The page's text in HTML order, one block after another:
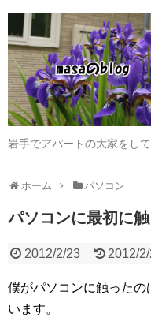
岩手でアパートの大家をし
ホーム パソコン
パソコンに最初に触
2012/2/23 2012/
僕がパソコンに触った
います。